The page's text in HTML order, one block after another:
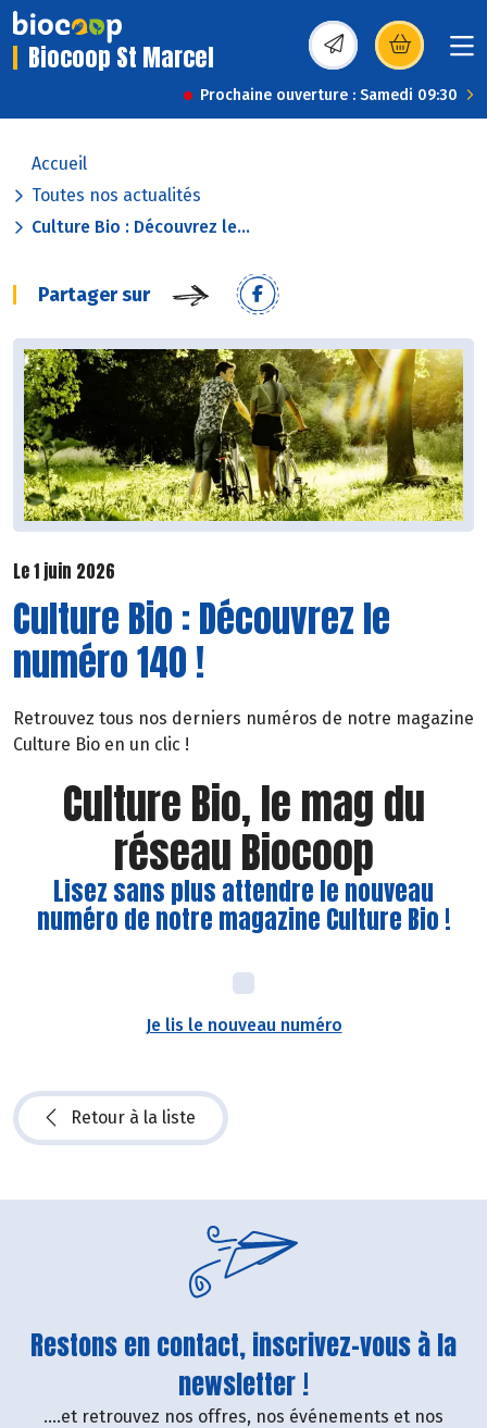
Biocoop St Marcel (s’ouvre dans une
Prochaine ouverture : Samedi 09:30
Accueil
Toutes nos actualités
Culture Bio : Découvrez le...
Partager sur
Le 1 juin 2026
Culture Bio : Découvrez le
numéro 140 !
Retrouvez tous nos derniers numéros de notre magazine
Culture Bio en un clic !
Culture Bio, le mag du
réseau Biocoop
Lisez sans plus attendre le nouveau
numéro de notre magazine Culture Bio !
Je lis le nouveau numéro
Retour à la liste
Restons en contact, inscrivez-vous à la
newsletter !
....et retrouvez nos offres, nos événements et nos